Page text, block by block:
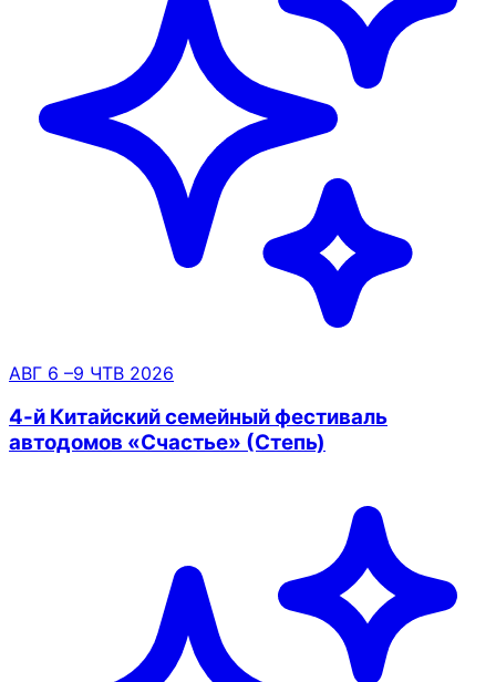
АВГ 6 –9 ЧТВ 2026
4-й Китайский семейный фестиваль
автодомов «Счастье» (Степь)